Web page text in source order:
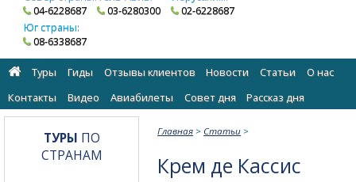
04-6228687
03-6280300
02-6228687
Юг страны:
08-6338687
Туры Гиды Отзывы клиентов Новости Статьи
О нас
Контакты
Видео Авиабилеты Cовет дня Рассказ дня
Главная > Статьи >
Крем де Кассис
ТУРЫ ПО
СТРАНАМ